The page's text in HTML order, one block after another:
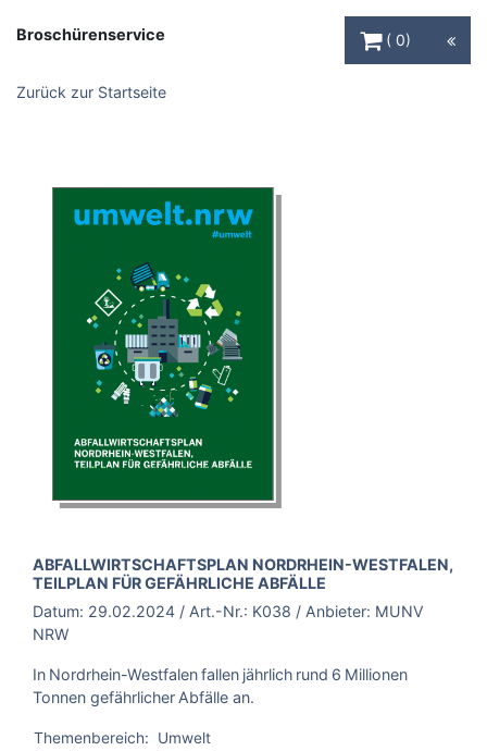
Broschürenservice
0
Zurück zur Startseite
BROSCHÜRE:
ABFALLWIRTSCHAFTSPLAN NORDRHEIN-WESTFALEN,
TEILPLAN FÜR GEFÄHRLICHE ABFÄLLE
Datum: 29.02.2024 / Art.-Nr.: K038 / Anbieter: MUNV
NRW
In Nordrhein-Westfalen fallen jährlich rund 6 Millionen
Tonnen gefährlicher Abfälle an.
Themenbereich:
Umwelt